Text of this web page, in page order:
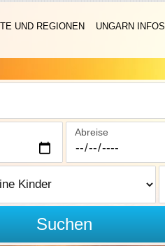
UND REGIONEN
UNGARN INFOS
Abreise
Suchen